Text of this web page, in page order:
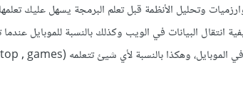
وتحليل الأنظمة قبل تعلم البرمجة يسهل عليك
انتقال البيانات في الويب وكذلك بالنسبة للموبايل